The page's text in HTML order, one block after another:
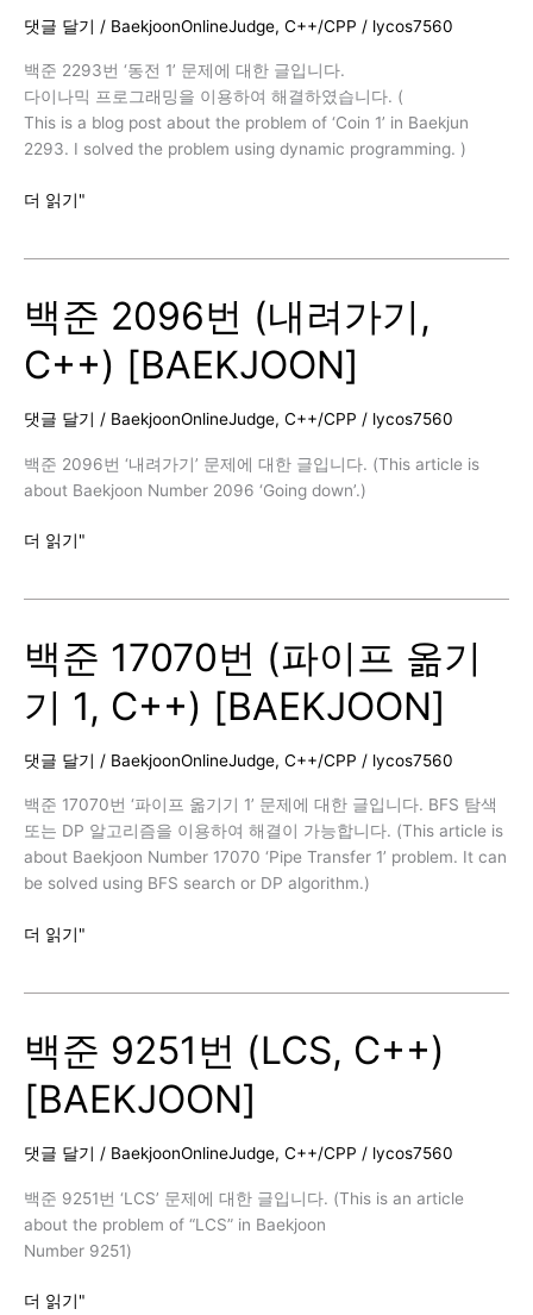
댓글 달기 / BaekjoonOnlineJudge, C++/CPP / lycos7560
백준 2293번 ‘동전 1’ 문제에 대한 글입니다.
다이나믹 프로그래밍을 이용하여 해결하였습니다. (
This is a blog post about the problem of ‘Coin 1’ in Baekjun
2293. I solved the problem using dynamic programming. )
백
(동
전
1,
C++)
[BAEKJOON]
더 읽기"
백준 2096번 (내려가기,
C++) [BAEKJOON]
댓글 달기 / BaekjoonOnlineJudge, C++/CPP / lycos7560
백준 2096번 ‘내려가기’ 문제에 대한 글입니다. (This article is
about Baekjoon Number 2096 ‘Going down’.)
백
(내
려
가
기,
[BAEKJOON]
더 읽기"
백준 17070번 (파이프 옮기
기 1, C++) [BAEKJOON]
댓글 달기 / BaekjoonOnlineJudge, C++/CPP / lycos7560
백준 17070번 ‘파이프 옮기기 1’ 문제에 대한 글입니다. BFS 탐색
또는 DP 알고리즘을 이용하여 해결이 가능합니다. (This article is
about Baekjoon Number 17070 ‘Pipe Transfer 1’ problem. It can
be solved using BFS search or DP algorithm.)
백
(파
이
프
옮
기
1,
C++)
[BAEKJOON]
더 읽기"
백준 9251번 (LCS, C++)
[BAEKJOON]
댓글 달기 / BaekjoonOnlineJudge, C++/CPP / lycos7560
백준 9251번 ‘LCS’ 문제에 대한 글입니다. (This is an article
about the problem of “LCS” in Baekjoon
Number 9251)
백
더 읽기"